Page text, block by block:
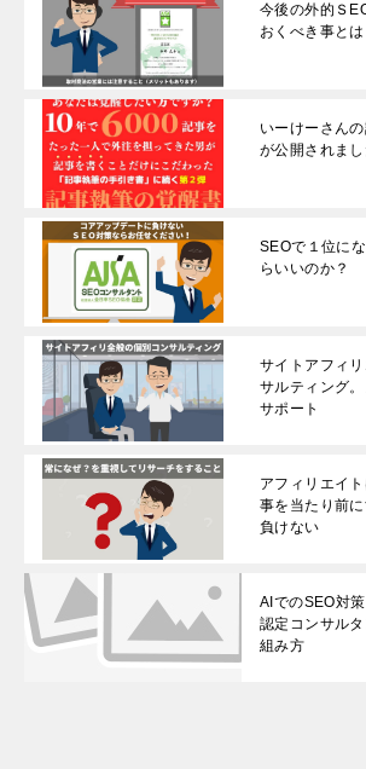
今後の外的Ｓ
おくべき事とは
いーけーさん
が公開されまし
SEOで１位に
らいいのか？
サイトアフィ
サルティング
サポート
アフィリエイ
事を当たり前
負けない
AIでのSEO対
認定コンサル
組み方